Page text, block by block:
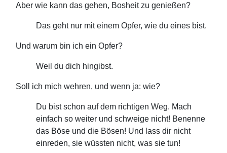
Aber wie kann das gehen, Bosheit zu genießen?
Das geht nur mit einem Opfer, wie du eines bist.
Und warum bin ich ein Opfer?
Weil du dich hingibst.
Soll ich mich wehren, und wenn ja: wie?
Du bist schon auf dem richtigen Weg. Mach
einfach so weiter und schweige nicht! Benenne
das Böse und die Bösen! Und lass dir nicht
einreden, sie wüssten nicht, was sie tun!